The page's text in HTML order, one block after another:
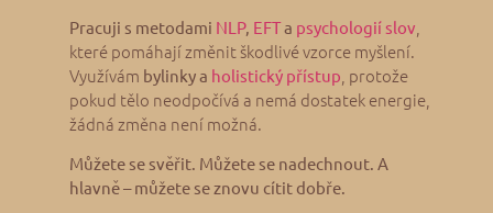
Pracuji s metodami NLP, EFTa psychologií slov
které pomáhají změnit škodlivé vzorce myšlení.
Využívám bylinky a holistický přístup , protože
pokud tělo neodpočívá a nemá dostatek energie,
žádná změna není možná.
Můžete se svěřit. Můžete se nadechnout. A
hlavně – můžete se znovu cítit dobře.